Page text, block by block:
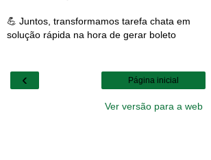
💪 Juntos, transformamos tarefa chata em
solução rápida na hora de gerar boleto
‹ Página inicial
Ver versão para a web